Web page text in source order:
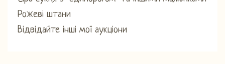
Рожеві штани
Відвідайте інші мої аукціони